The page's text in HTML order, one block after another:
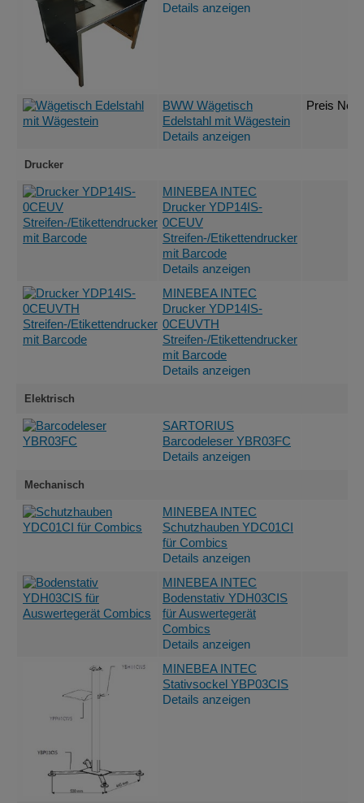
Details anzeigen
BWW Wägetisch
Edelstahl mit Wägestein
Details anzeigen
Preis
Drucker
MINEBEA INTEC
Drucker YDP14IS-
0CEUV
Streifen-/Etikettendrucker
mit Barcode
Details anzeigen
MINEBEA INTEC
Drucker YDP14IS-
0CEUVTH
Streifen-/Etikettendrucker
mit Barcode
Details anzeigen
Elektrisch
SARTORIUS
Barcodeleser YBR03FC
Details anzeigen
Mechanisch
MINEBEA INTEC
Schutzhauben YDC01CI
für Combics
Details anzeigen
MINEBEA INTEC
Bodenstativ YDH03CIS
für Auswertegerät
Combics
Details anzeigen
MINEBEA INTEC
Stativsockel YBP03CIS
Details anzeigen